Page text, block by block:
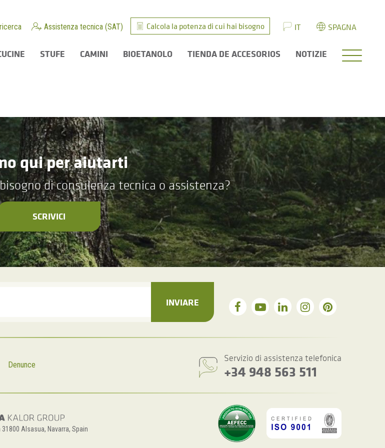
Assistenza tecnica (SAT) Calcola la potenza di cui hai bisogno IT SPAGNA
STUFE CAMINI BIOETANOLO TIENDA DE ACCESORIOS NOTIZIE
qui per aiutarti
di consulenza tecnica o assistenza?
SCRIVICI
INVIARE
Denunce
Servizio di assistenza telefonica
+34 948 563 511
Alsasua, Navarra, Spain